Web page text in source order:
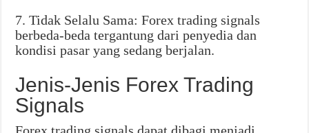
7. Tidak Selalu Sama: Forex trading signals
berbeda-beda tergantung dari penyedia dan
kondisi pasar yang sedang berjalan.
Jenis-Jenis Forex Trading
Signals